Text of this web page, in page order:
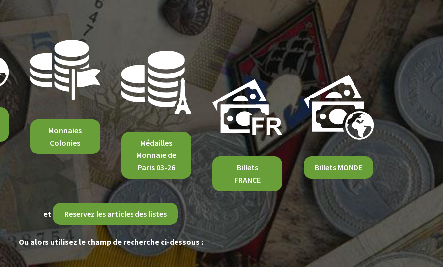
Monnaies
Colonies
Médailles
Monnaie de
Paris 03-26
Billets
FRANCE
Billets MONDE
et Reservez les articles des listes
Ou alors utilisez le champ de recherche ci-dessous :